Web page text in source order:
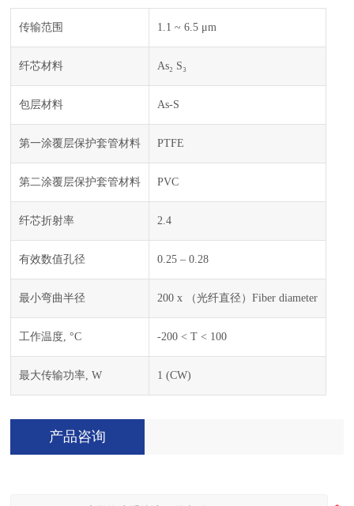
传输范围 1.1 ~ 6.5 μm
纤芯材料 As₂ S₃
包层材料 As-S
第一涂覆层保护套管材料 PTFE
第二涂覆层保护套管材料 PVC
纤芯折射率 2.4
有效数值孔径 0.25 – 0.28
最小弯曲半径 200 x （光纤直径）Fiber diameter
工作温度, °C -200 < T < 100
最大传输功率, W 1 (CW)
产品咨询